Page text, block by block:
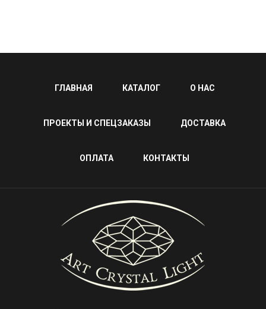
ГЛАВНАЯ КАТАЛОГ О НАС
ПРОЕКТЫ И СПЕЦЗАКАЗЫ ДОСТАВКА
ОПЛАТА КОНТАКТЫ